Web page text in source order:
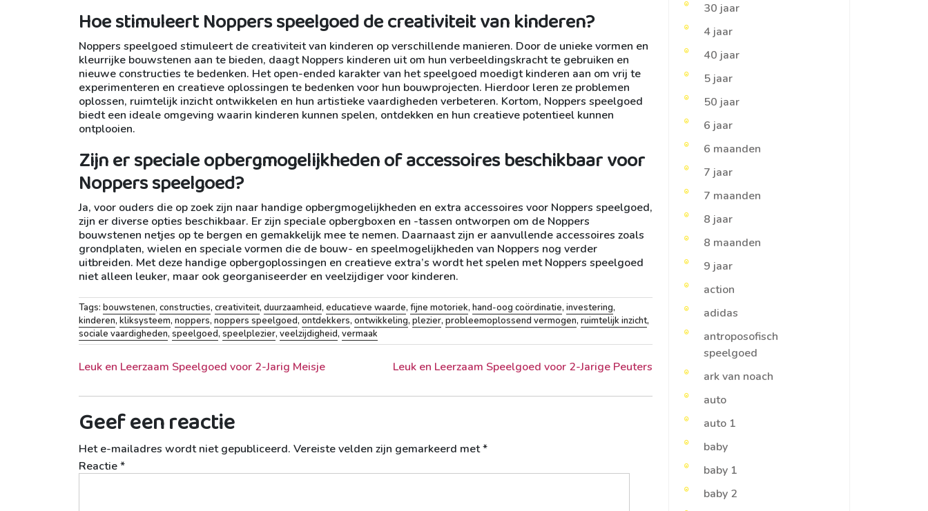
Hoe stimuleert Noppers speelgoed de creativiteit van kinderen?
Noppers speelgoed stimuleert de creativiteit van kinderen op verschillende manieren. Door de unieke vormen en
kleurrijke bouwstenen aan te bieden, daagt Noppers kinderen uit om hun verbeeldingskracht te gebruiken en
nieuwe constructies te bedenken. Het open-ended karakter van het speelgoed moedigt kinderen aan om vrij te
experimenteren en creatieve oplossingen te bedenken voor hun bouwprojecten. Hierdoor leren ze problemen
oplossen, ruimtelijk inzicht ontwikkelen en hun artistieke vaardigheden verbeteren. Kortom, Noppers speelgoed
biedt een ideale omgeving waarin kinderen kunnen spelen, ontdekken en hun creatieve potentieel kunnen
ontplooien.
Zijn er speciale opbergmogelijkheden of accessoires beschikbaar voor
Noppers speelgoed?
Ja, voor ouders die op zoek zijn naar handige opbergmogelijkheden en extra accessoires voor Noppers speelgoed,
zijn er diverse opties beschikbaar. Er zijn speciale opbergboxen en -tassen ontworpen om de Noppers
bouwstenen netjes op te bergen en gemakkelijk mee te nemen. Daarnaast zijn er aanvullende accessoires zoals
grondplaten, wielen en speciale vormen die de bouw- en speelmogelijkheden van Noppers nog verder
uitbreiden. Met deze handige opbergoplossingen en creatieve extra’s wordt het spelen met Noppers speelgoed
niet alleen leuker, maar ook georganiseerder en veelzijdiger voor kinderen.
Tags: bouwstenen, constructies, creativiteit, duurzaamheid, educatieve waarde, fijne motoriek, hand-oog coördinatie, investering,
kinderen, kliksysteem, noppers, noppers speelgoed, ontdekkers, ontwikkeling, plezier, probleemoplossend vermogen, ruimtelijk inzicht,
sociale vaardigheden, speelgoed, speelplezier, veelzijdigheid, vermaak
Berichtnavigatie
Leuk en Leerzaam Speelgoed voor 2-Jarig Meisje Leuk en Leerzaam Speelgoed voor 2-Jarige Peuters
Geef een reactie
Het e-mailadres wordt niet gepubliceerd. Vereiste velden zijn gemarkeerd met*
Reactie*
30 jaar
4 jaar
40 jaar
5 jaar
50 jaar
6 jaar
6 maanden
7 jaar
7 maanden
8 jaar
8 maanden
9 jaar
action
adidas
antroposofisch
speelgoed
ark van noach
auto
auto 1
baby
baby 1
baby 2